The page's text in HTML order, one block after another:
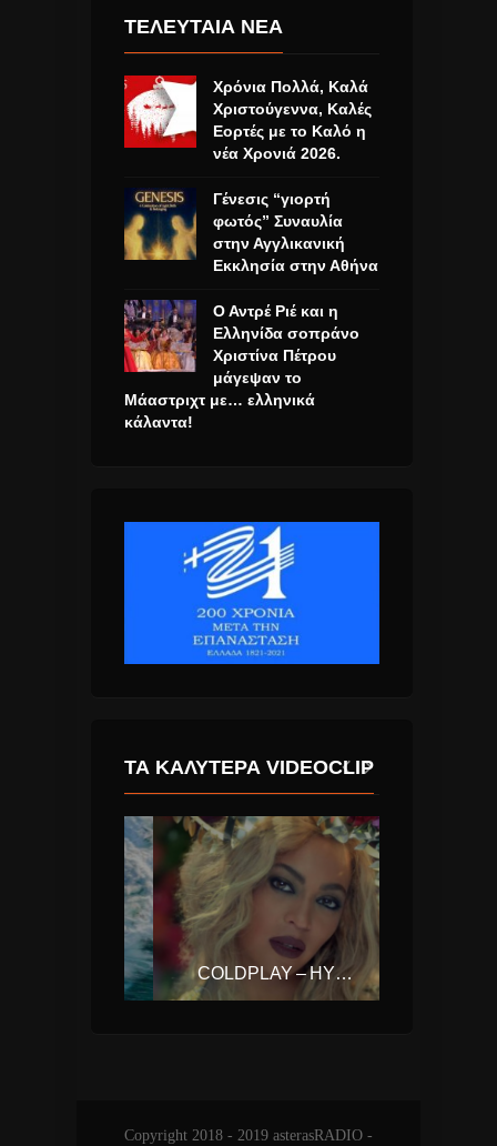
ΤΕΛΕΥΤΑΙΑ ΝΕΑ
Χρόνια Πολλά, Καλά
Χριστούγεννα, Καλές
Εορτές με το Καλό η
νέα Χρονιά 2026.
Γένεσις “γιορτή
φωτός” Συναυλία
στην Αγγλικανική
Εκκλησία στην Αθήνα
Ο Αντρέ Ριέ και η
Ελληνίδα σοπράνο
Χριστίνα Πέτρου
μάγεψαν το
Μάαστριχτ με… ελληνικά
κάλαντα!
ΤΑ ΚΑΛΎΤΕΡΑ VIDEOCLIP
COLDPLAY – HYMN FOR THE WEEKEND FT. BEYONCE
Copyright 2018 - 2019 asterasRADIO -